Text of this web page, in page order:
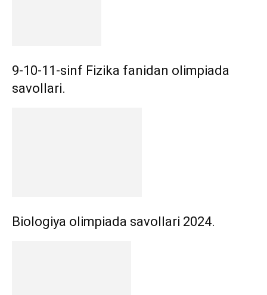
9-10-11-sinf Fizika fanidan olimpiada
savollari.
Biologiya olimpiada savollari 2024.